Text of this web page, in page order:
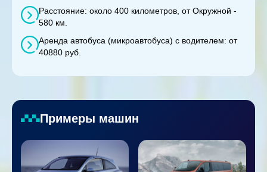
Расстояние: около 400 километров, от Окружной -
580 км.
Аренда автобуса (микроавтобуса) с водителем: от
40880 руб.
Примеры машин